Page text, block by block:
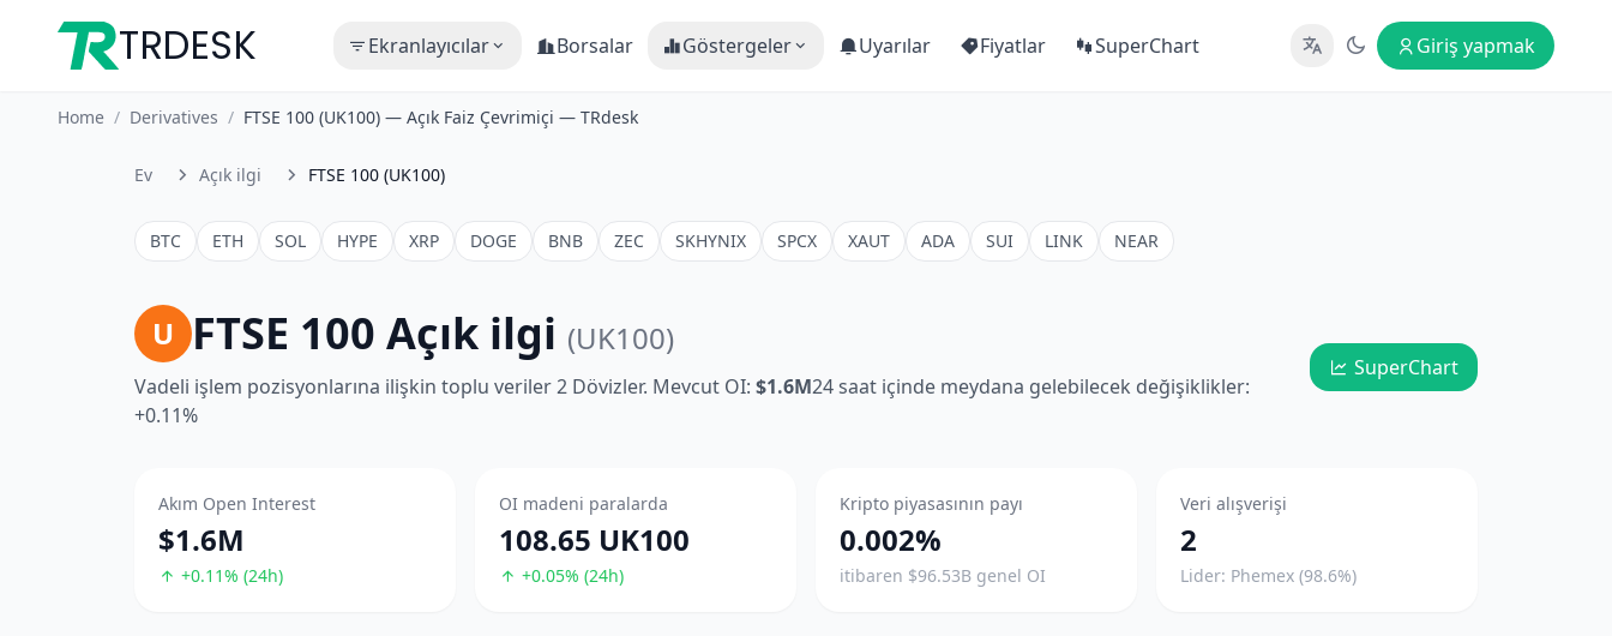
TRDESK Ekranlayıcılar Borsalar Göstergeler Uyarılar Fiyatlar SuperChart Giriş yapmak
Home / Derivatives / FTSE 100 (UK100) — Açık Faiz Çevrimiçi — TRdesk
Ev Açık ilgi FTSE 100 (UK100)
BTC ETH SOL HYPE XRP DOGE BNB ZEC SKHYNIX SPCX XAUT ADA SUI LINK NEAR
U FTSE 100 Açık ilgi (UK100)
Vadeli işlem pozisyonlarına ilişkin toplu veriler 2 Dövizler. Mevcut OI: $1.6M24 saat içinde meydana gelebilecek değişiklikler:
+0.11%
SuperChart
Akım Open Interest
$1.6M
+0.11% (24h)
OI madeni paralarda
108.65 UK100
+0.05% (24h)
Kripto piyasasının payı
0.002%
itibaren $96.53B genel OI
Veri alışverişi
2
Lider: Phemex (98.6%)